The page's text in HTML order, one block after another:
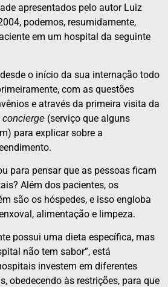
apresentados pelo autor Luiz
podemos, resumidamente,
em um hospital da seguinte
o início da sua internação todo
com as questões
e através da primeira visita da
concierge (serviço que alguns
para explicar sobre a
para pensar que as pessoas ficam
Além dos pacientes, os
são os hóspedes, e isso engloba
alimentação e limpeza.
possui uma dieta específica, mas
não tem sabor”, está
investem em diferentes
obedecendo às restrições, para que